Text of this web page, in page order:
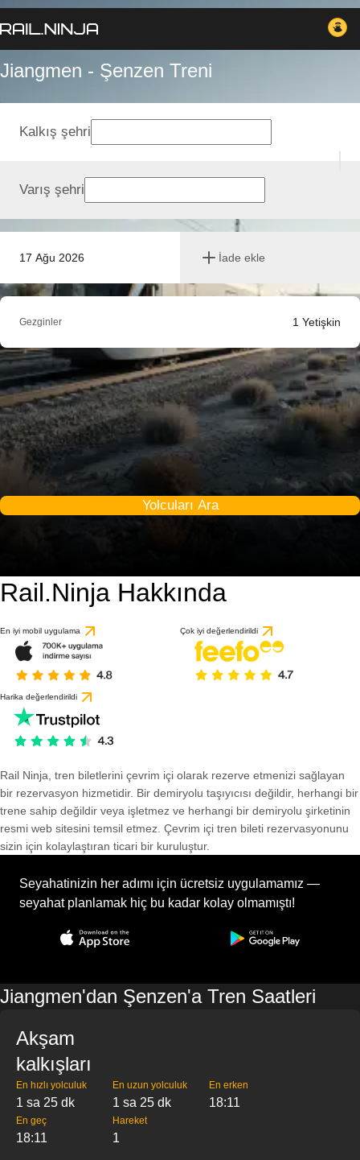
Jiangmen - Şenzen Treni
17 Ağu 2026 İade ekle
Kalkış şehri
Varış şehri
Gezginler 1 Yetişkin
Yolcuları Ara
Rail.Ninja Hakkında
En iyi mobil uygulama Çok iyi değerlendirildi
Harika değerlendirildi
Rail Ninja, tren biletlerini çevrim içi olarak rezerve etmenizi sağlayan
bir rezervasyon hizmetidir. Bir demiryolu taşıyıcısı değildir, herhangi bir
trene sahip değildir veya işletmez ve herhangi bir demiryolu şirketinin
resmi web sitesini temsil etmez. Çevrim içi tren bileti rezervasyonunu
sizin için kolaylaştıran ticari bir kuruluştur.
Seyahatinizin her adımı için ücretsiz uygulamamız —
seyahat planlamak hiç bu kadar kolay olmamıştı!
Jiangmen'dan Şenzen'a Tren Saatleri
Akşam
kalkışları
En hızlı yolculuk
1 sa 25 dk
En uzun yolculuk
1 sa 25 dk
En erken
18:11
En geç
18:11
Hareket
1